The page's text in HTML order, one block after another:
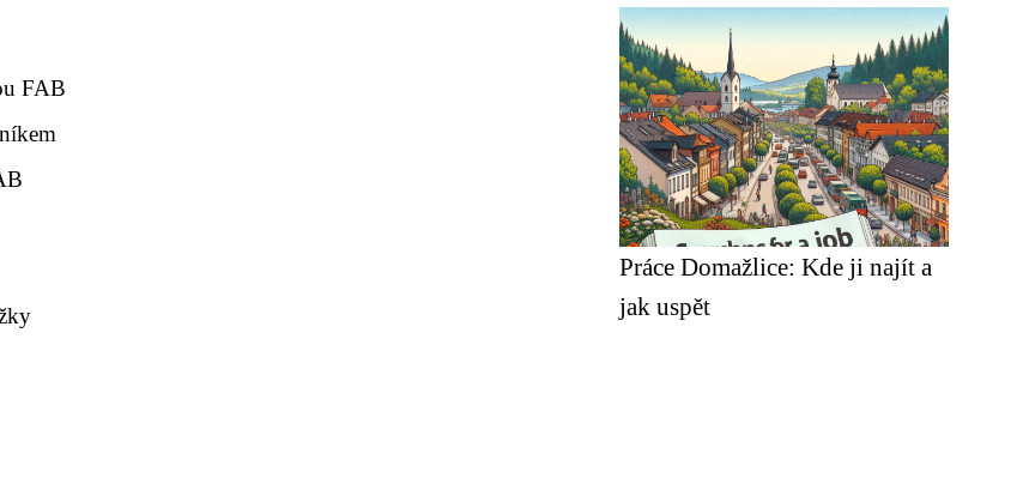
FAB
Práce Domažlice: Kde ji najít a
jak uspět